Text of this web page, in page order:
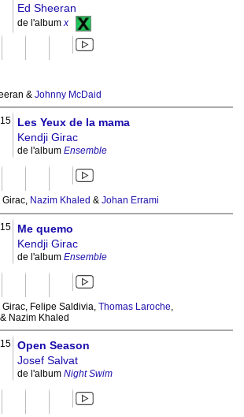
Ed Sheeran
de l'albumx
& Johnny McDaid
Les Yeux de la mama
Kendji Girac
de l'album Ensemble
Nazim Khaled & Johan Errami
Me quemo
Kendji Girac
de l'album Ensemble
Felipe Saldivia, Thomas Laroche,
Nazim Khaled
Open Season
Josef Salvat
de l'album Night Swim